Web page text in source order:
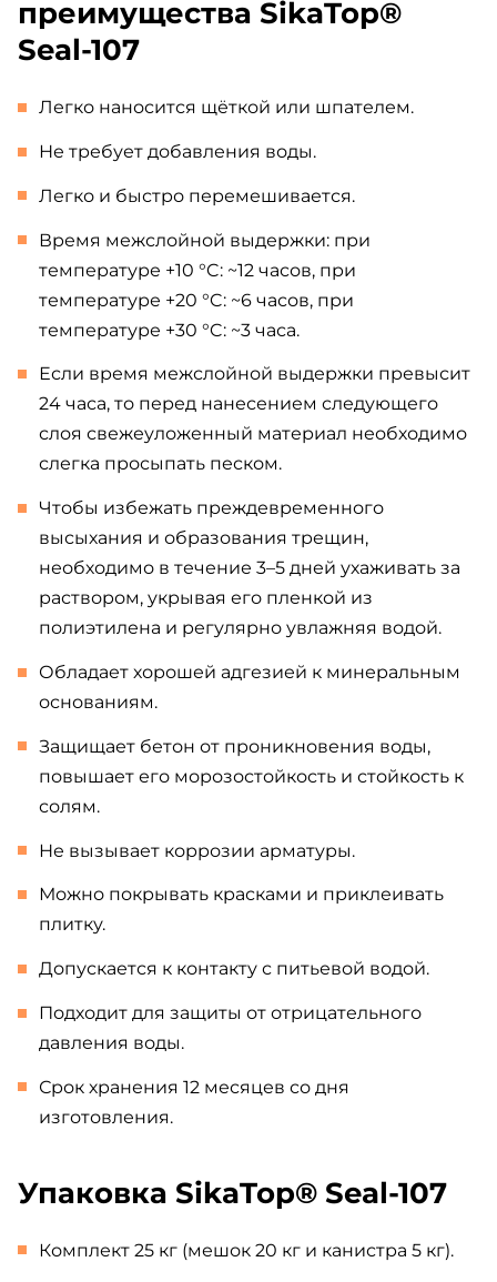
преимущества SikaTop®
Seal-107
Легко наносится щёткой или шпателем.
Не требует добавления воды.
Легко и быстро перемешивается.
Время межслойной выдержки: при
температуре +10 °C: ~12 часов, при
температуре +20 °C: ~6 часов, при
температуре +30 °C: ~3 часа.
Если время межслойной выдержки превысит
24 часа, то перед нанесением следующего
слоя свежеуложенный материал необходимо
слегка просыпать песком.
Чтобы избежать преждевременного
высыхания и образования трещин,
необходимо в течение 3–5 дней ухаживать за
раствором, укрывая его пленкой из
полиэтилена и регулярно увлажняя водой.
Обладает хорошей адгезией к минеральным
основаниям.
Защищает бетон от проникновения воды,
повышает его морозостойкость и стойкость к
солям.
Не вызывает коррозии арматуры.
Можно покрывать красками и приклеивать
плитку.
Допускается к контакту с питьевой водой.
Подходит для защиты от отрицательного
давления воды.
Срок хранения 12 месяцев со дня
изготовления.
Упаковка SikaTop® Seal-107
Комплект 25 кг (мешок 20 кг и канистра 5 кг).